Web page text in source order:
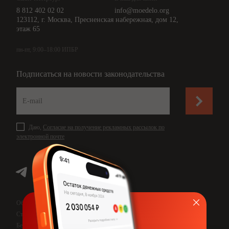
8 812 402 02 02
info@moedelo.org
123112, г. Москва, Пресненская набережная, дом 12,
этаж 65
пн-пт, 9:00–18:00 ИПБР
Подписаться на новости законодательства
Даю, Согласие на получение рекламных рассылок по
электронной почте
Обработка персональных данных
Страхование ответственности
Безопасность данных